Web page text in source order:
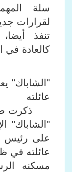
سلة
لقرارات
تنفذ
كالعادة في
"الشاباك"
عائلته
ذكرت
"الشاباك"
على رئيس
عائلته في
مسكنه